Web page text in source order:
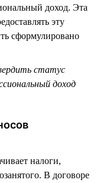
доход. Эта
эту
сформулировано
статус
доход
налоги,
В договоре